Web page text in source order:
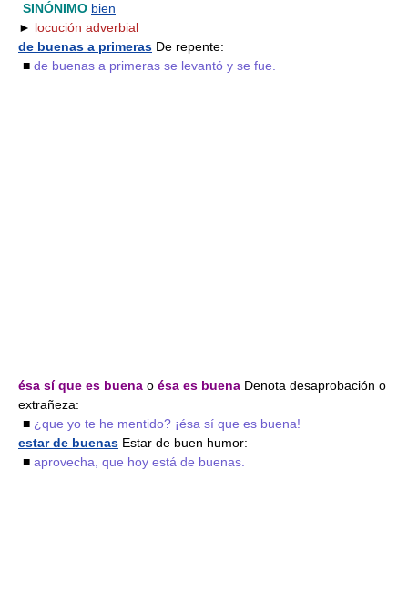
SINÓNIMO bien
► locución adverbial
de buenas a primeras De repente:
■ de buenas a primeras se levantó y se fue.
ésa sí que es buena o ésa es buena Denota desaprobación o
extrañeza:
■ ¿que yo te he mentido? ¡ésa sí que es buena!
estar de buenas Estar de buen humor:
■ aprovecha, que hoy está de buenas.